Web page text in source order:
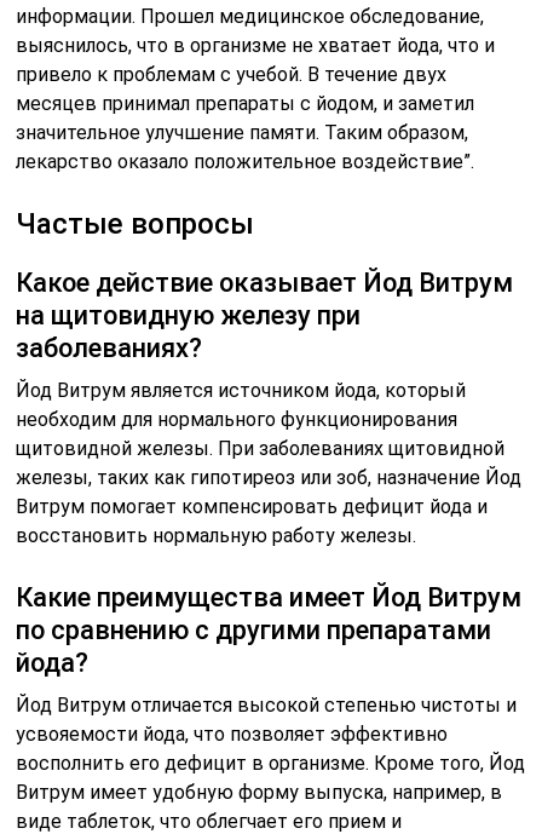
информации. Прошел медицинское обследование,
выяснилось, что в организме не хватает йода, что и
привело к проблемам с учебой. В течение двух
месяцев принимал препараты с йодом, и заметил
значительное улучшение памяти. Таким образом,
лекарство оказало положительное воздействие”.
Частые вопросы
Какое действие оказывает Йод Витрум
на щитовидную железу при
заболеваниях?
Йод Витрум является источником йода, который
необходим для нормального функционирования
щитовидной железы. При заболеваниях щитовидной
железы, таких как гипотиреоз или зоб, назначение Йод
Витрум помогает компенсировать дефицит йода и
восстановить нормальную работу железы.
Какие преимущества имеет Йод Витрум
по сравнению с другими препаратами
йода?
Йод Витрум отличается высокой степенью чистоты и
усвояемости йода, что позволяет эффективно
восполнить его дефицит в организме. Кроме того, Йод
Витрум имеет удобную форму выпуска, например, в
виде таблеток, что облегчает его прием и